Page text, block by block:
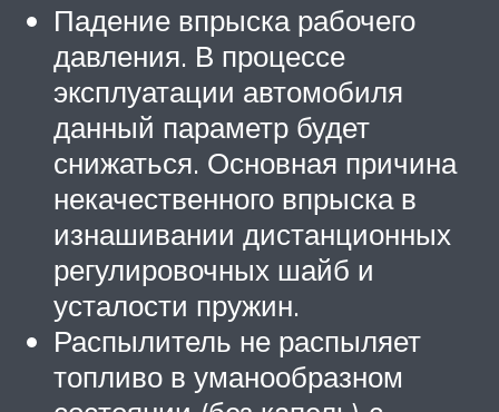
Падение впрыска рабочего
давления. В процессе
эксплуатации автомобиля
данный параметр будет
снижаться. Основная причина
некачественного впрыска в
изнашивании дистанционных
регулировочных шайб и
усталости пружин.
Распылитель не распыляет
топливо в уманообразном